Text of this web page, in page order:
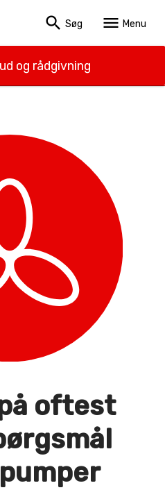
search Søg menu Menu
og rådgivning
oftest